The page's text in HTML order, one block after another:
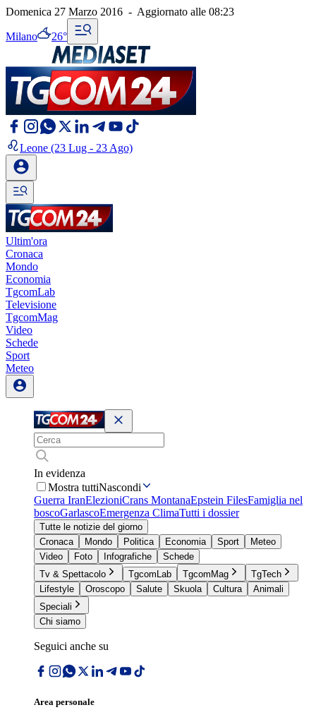
Domenica 27 Marzo 2016 - Aggiornato alle 08:23
Milano 26°
Leone (23 Lug - 23 Ago)
Ultim'ora
Cronaca
Mondo
Economia
TgcomLab
Televisione
TgcomMag
Video
Schede
Sport
Meteo
In evidenza
Mostra tuttiNascondi
Guerra IranElezioniCrans MontanaEpstein FilesFamiglia nel
boscoGarlascoEmergenza ClimaTutti i dossier
Tutte le notizie del giorno
Cronaca
Mondo Politica Economia Sport
Meteo
Video
Foto Infografiche
Schede
Tv & Spettacolo
TgcomLab TgcomMag
TgTech
Lifestyle
Oroscopo Salute Skuola Cultura
Animali
Speciali
Chi siamo
Seguici anche su
Area personale